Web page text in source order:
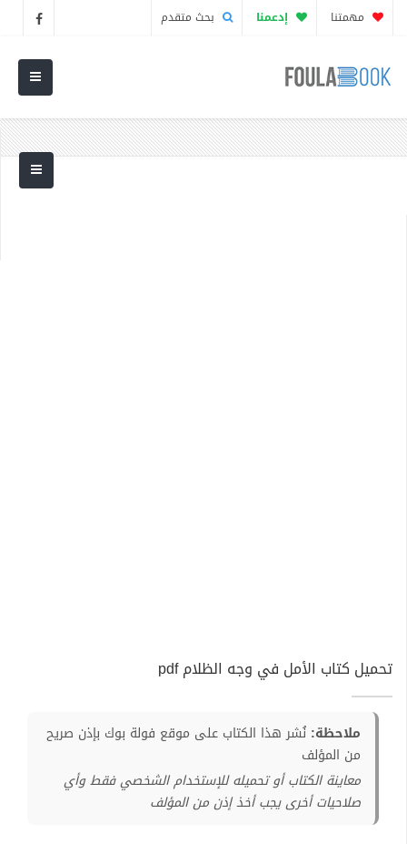
مهمتنا إدعمنا بحث متقدم
تحميل كتاب الأمل في وجه الظلام pdf
ملاحظة: نُشر هذا الكتاب على موقع فولة بوك بإذن صريح
من المؤلف
معاينة الكتاب أو تحميله للإستخدام الشخصي فقط وأي
صلاحيات أخرى يجب أخذ إذن من المؤلف